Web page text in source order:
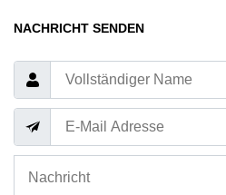
NACHRICHT SENDEN